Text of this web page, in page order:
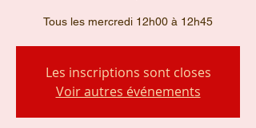
Tous les mercredi 12h00 à 12h45
Les inscriptions sont closes
Voir autres événements